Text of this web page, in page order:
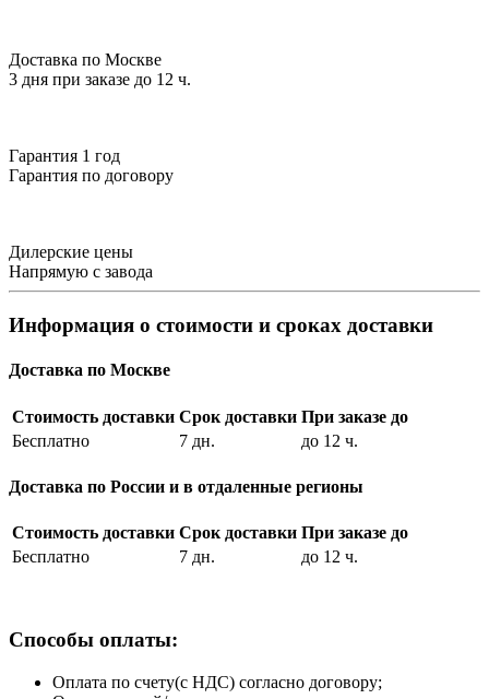
Доставка по Москве
3 дня при заказе до 12 ч.
Гарантия 1 год
Гарантия по договору
Дилерские цены
Напрямую с завода
Информация о стоимости и сроках доставки
Доставка по Москве
Стоимость доставки Срок доставки При заказе до
Бесплатно
7 дн. до 12 ч.
Доставка по России и в отдаленные регионы
Стоимость доставки Срок доставки При заказе до
Бесплатно
7 дн. до 12 ч.
Способы оплаты:
Оплата по счету(с НДС) согласно договору;